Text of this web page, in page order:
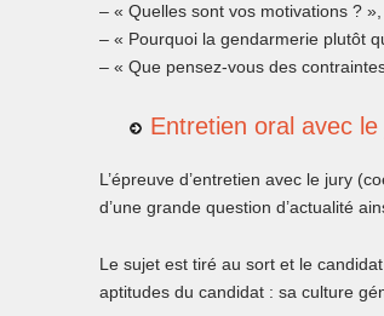
– « Quelles sont vos motivations ? »,
– « Pourquoi la gendarmerie plutôt
– « Que pensez-vous des
Entretien oral avec
L’épreuve d’entretien avec le jury
d’une grande question d’actualité
Le sujet est tiré au sort et le
aptitudes du candidat : sa culture